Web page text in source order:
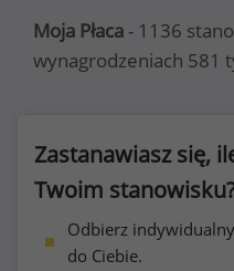
Moja Płaca - 1136
wynagrodzeniach 581
Zastanawiasz się,
Twoim
Odbierz
do Ciebie.